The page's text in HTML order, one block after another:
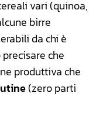
vari (quinoa,
birre
da chi è
che
produttiva che
(zero parti